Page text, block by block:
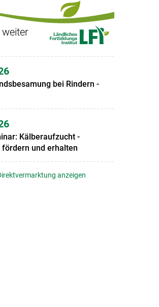
weiter
bei Rindern -
Kälberaufzucht -
fördern und erhalten
anzeigen